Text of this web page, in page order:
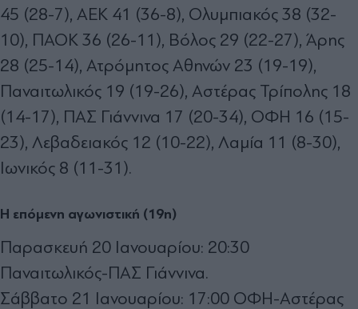
45 (28-7), ΑΕΚ 41 (36-8), Ολυμπιακός 38 (32-
10), ΠΑΟΚ 36 (26-11), Βόλος 29 (22-27), Άρης
28 (25-14), Ατρόμητος Αθηνών 23 (19-19),
Παναιτωλικός 19 (19-26), Αστέρας Τρίπολης 18
(14-17), ΠΑΣ Γιάννινα 17 (20-34), ΟΦΗ 16 (15-
23), Λεβαδειακός 12 (10-22), Λαμία 11 (8-30),
Ιωνικός 8 (11-31).
Η επόμενη αγωνιστική (19η)
Παρασκευή 20 Ιανουαρίου: 20:30
Παναιτωλικός-ΠΑΣ Γιάννινα.
Σάββατο 21 Ιανουαρίου: 17:00 ΟΦΗ-Αστέρας